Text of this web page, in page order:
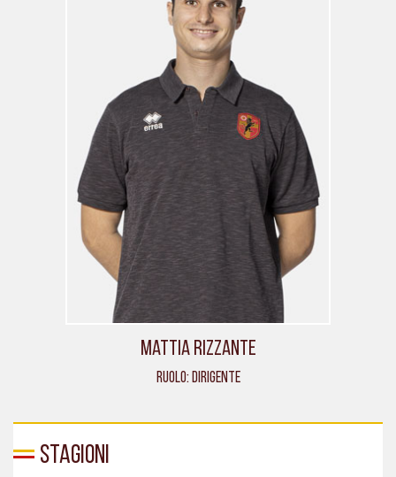
Mattia Rizzante
Ruolo: Dirigente
Stagioni